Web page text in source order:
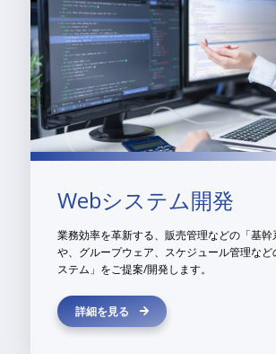
Webシステム開発
業務効率を革新する、販売管理などの「基幹
や、グループウェア、スケジュール管理など
ステム」をご提案/開発します。
詳細を見る